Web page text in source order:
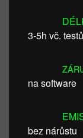
3-5h vč. testů
na software
bez nárůstu